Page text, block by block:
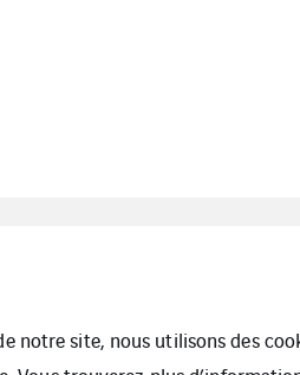
site, nous utilisons des